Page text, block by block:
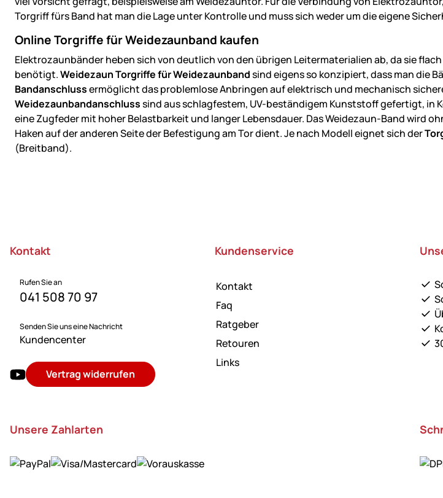
Torgriff fürs Band hat man die Lage unter Kontrolle und muss sich weder um die eigene
Online Torgriffe für Weidezaunband kaufen
Elektrozaunbänder heben sich von deutlich von den übrigen Leitermaterialien ab, da sie
benötigt.Weidezaun Torgriffe für Weidezaunbandsind eigens so konzipiert, dass man die
Bandanschlussermöglicht das problemlose Anbringen auf elektrisch und mechanisch
Weidezaunbandanschlusssind aus schlagfestem, UV-beständigem Kunststoff gefertigt, in
eine Zugfeder mit hoher Belastbarkeit und langer Lebensdauer. Das Weidezaun-Band wird
Haken auf der anderen Seite der Befestigung am Tor dient. Je nach Modell eignet sich der
(Breitband).
Kontakt
Rufen Sie an
041 508 70 97
Senden Sie uns eine Nachricht
Kundencenter
Vertrag widerrufen
Kundenservice
Kontakt
Faq
Ratgeber
Retouren
Links
Unsere Zahlarten